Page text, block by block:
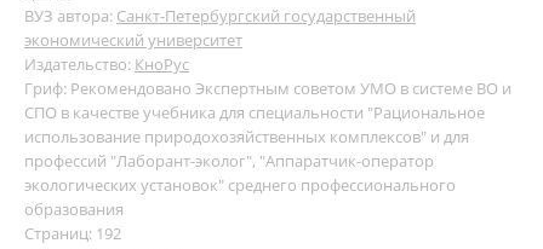
ВУЗ автора: Санкт-Петербургский государственный
экономический университет
Издательство: КноРус
Гриф: Рекомендовано Экспертным советом УМО в системе ВО и
СПО в качестве учебника для специальности "Рациональное
использование природохозяйственных комплексов" и для
профессий "Лаборант-эколог", "Аппаратчик-оператор
экологических установок" среднего профессионального
образования
Страниц: 192